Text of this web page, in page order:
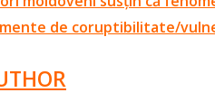
de coruptibilitate/